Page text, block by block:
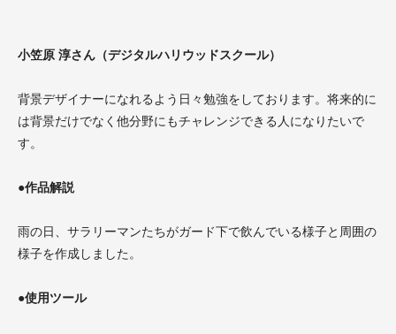
小笠原 淳さん（デジタルハリウッドスクール）
背景デザイナーになれるよう日々勉強をしております。将来的に
は背景だけでなく他分野にもチャレンジできる人になりたいで
す。
●作品解説
雨の日、サラリーマンたちがガード下で飲んでいる様子と周囲の
様子を作成しました。
●使用ツール